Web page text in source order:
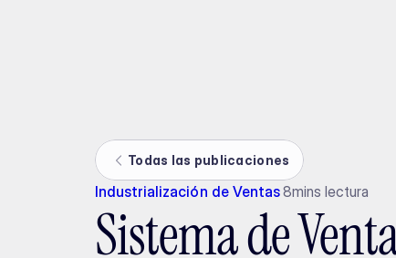
Todas las publicaciones
Industrialización de Ventas8mins lectura
Sistema de